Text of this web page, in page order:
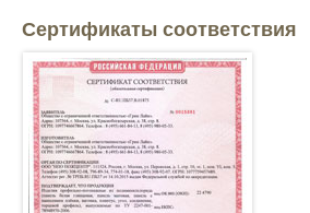
Сертификаты соответствия
Toyota
Volkswagen
УАЗ